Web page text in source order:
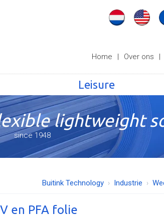
Home | Over ons |
Leisure
lightweight
since 1948
Buitink Technology Industrie
en PFA folie